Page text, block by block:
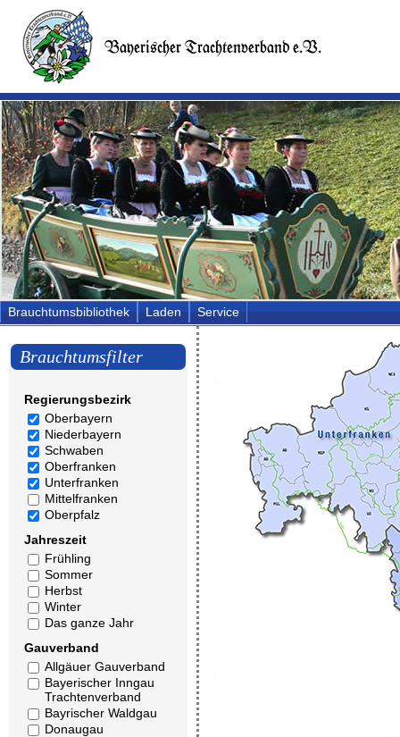
Brauchtumsbibliothek Laden Service
Brauchtumsfilter
Regierungsbezirk
Oberbayern
Niederbayern
Schwaben
Oberfranken
Unterfranken
Mittelfranken
Oberpfalz
Jahreszeit
Frühling
Sommer
Herbst
Winter
Das ganze Jahr
Gauverband
Allgäuer Gauverband
Bayerischer Inngau
Trachtenverband
Bayrischer Waldgau
Donaugau